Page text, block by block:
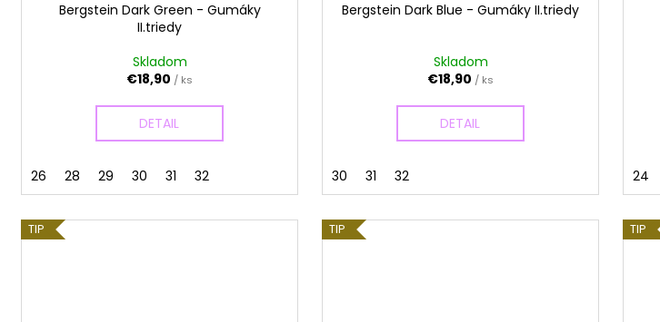
Bergstein Dark Green - Gumáky
II.triedy
Skladom
€18,90 / ks
DETAIL
26 28 29 30 31 32
Bergstein Dark Blue - Gumáky II.triedy
Skladom
€18,90 / ks
DETAIL
30 31 32 24
TIP TIP TIP